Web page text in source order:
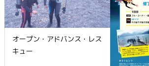
オープン・アドバンス・レス
キュー